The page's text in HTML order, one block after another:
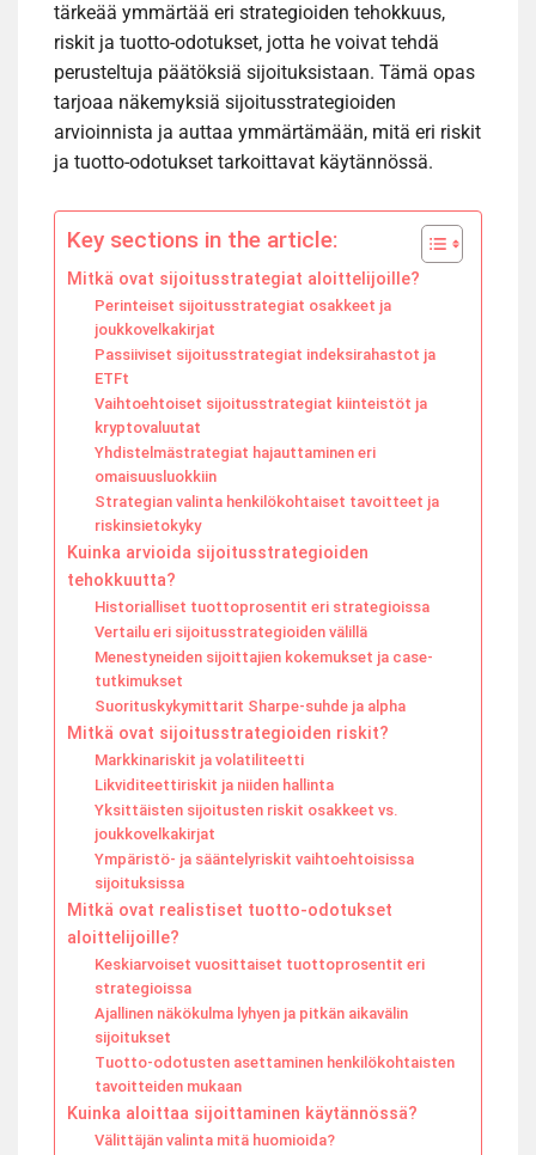
tärkeää ymmärtää eri strategioiden tehokkuus,
riskit ja tuotto-odotukset, jotta he voivat tehdä
perusteltuja päätöksiä sijoituksistaan. Tämä opas
tarjoaa näkemyksiä sijoitusstrategioiden
arvioinnista ja auttaa ymmärtämään, mitä eri riskit
ja tuotto-odotukset tarkoittavat käytännössä.
Key sections in the article:
Mitkä ovat sijoitusstrategiat aloittelijoille?
Perinteiset sijoitusstrategiat osakkeet ja
joukkovelkakirjat
Passiiviset sijoitusstrategiat indeksirahastot ja
ETFt
Vaihtoehtoiset sijoitusstrategiat kiinteistöt ja
kryptovaluutat
Yhdistelmästrategiat hajauttaminen eri
omaisuusluokkiin
Strategian valinta henkilökohtaiset tavoitteet ja
riskinsietokyky
Kuinka arvioida sijoitusstrategioiden
tehokkuutta?
Historialliset tuottoprosentit eri strategioissa
Vertailu eri sijoitusstrategioiden välillä
Menestyneiden sijoittajien kokemukset ja case-
tutkimukset
Suorituskykymittarit Sharpe-suhde ja alpha
Mitkä ovat sijoitusstrategioiden riskit?
Markkinariskit ja volatiliteetti
Likviditeettiriskit ja niiden hallinta
Yksittäisten sijoitusten riskit osakkeet vs.
joukkovelkakirjat
Ympäristö- ja sääntelyriskit vaihtoehtoisissa
sijoituksissa
Mitkä ovat realistiset tuotto-odotukset
aloittelijoille?
Keskiarvoiset vuosittaiset tuottoprosentit eri
strategioissa
Ajallinen näkökulma lyhyen ja pitkän aikavälin
sijoitukset
Tuotto-odotusten asettaminen henkilökohtaisten
tavoitteiden mukaan
Kuinka aloittaa sijoittaminen käytännössä?
Välittäjän valinta mitä huomioida?